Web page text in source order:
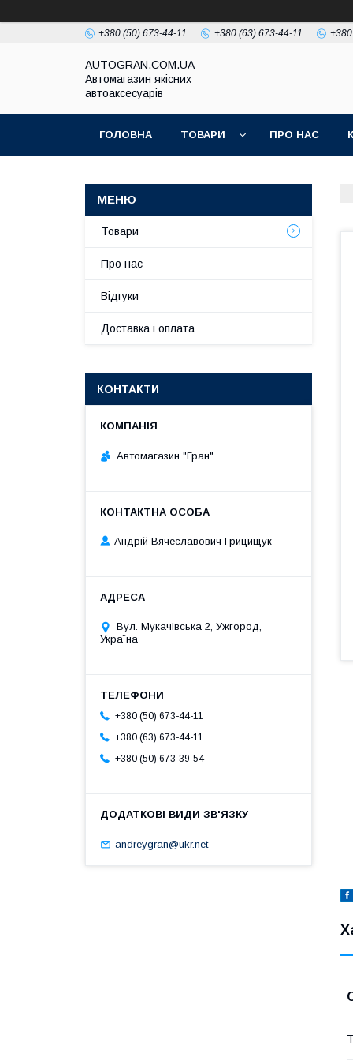
+380 (50) 673-44-11 +380 (63) 673-44-11
AUTOGRAN.COM.UA -
Автомагазин якісних
автоаксесуарів
ГОЛОВНА ТОВАРИ ПРО НАС
Товари
Про нас
Відгуки
Доставка і оплата
КОНТАКТИ
Автомагазин "Гран"
Андрій Вячеславович Грицищук
Вул. Мукачівська 2, Ужгород,
Україна
+380 (50) 673-44-11
+380 (63) 673-44-11
+380 (50) 673-39-54
andreygran@ukr.net